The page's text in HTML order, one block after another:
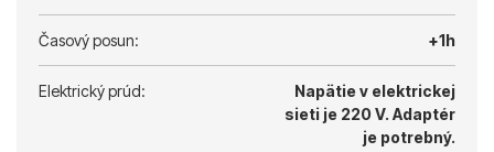
Časový posun: +1h
Elektrický prúd:
Napätie v elektrickej
sieti je 220 V. Adaptér
je potrebný.